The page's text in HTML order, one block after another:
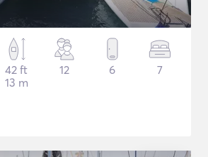
42 ft
13 m
12 6 7